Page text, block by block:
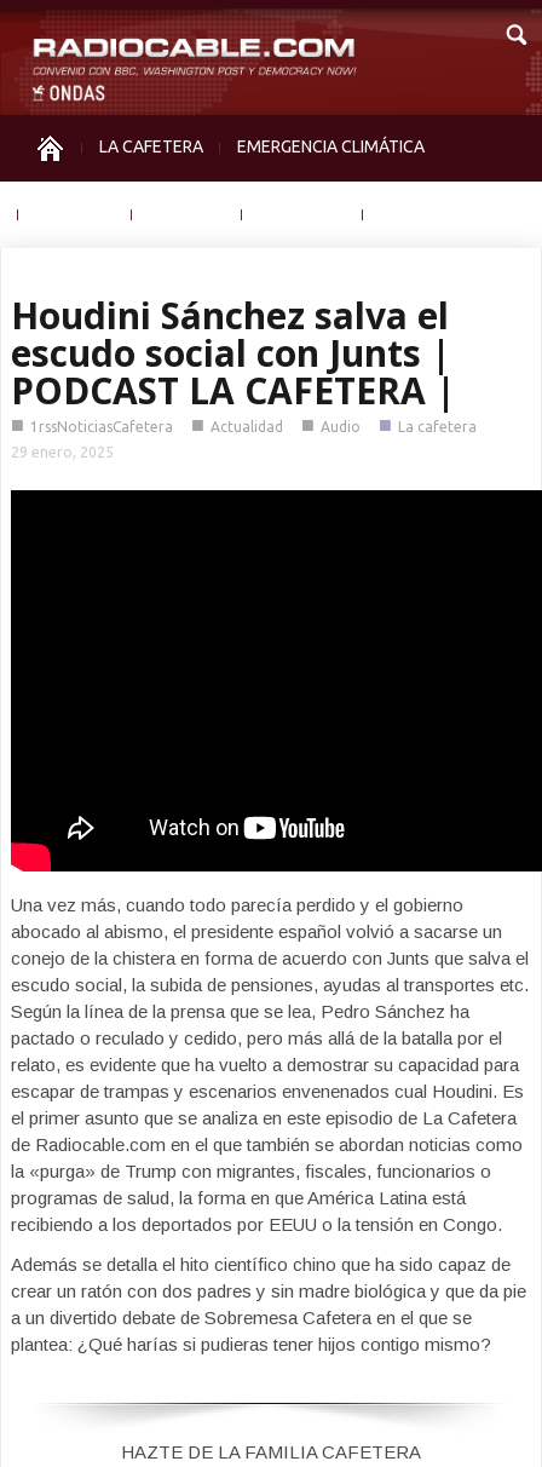
LA CAFETERA EMERGENCIA CLIMÁTICA
Houdini Sánchez salva el
escudo social con Junts |
PODCAST LA CAFETERA |
■ 1rssNoticiasCafetera ■ Actualidad ■ Audio ■ La cafetera
29 enero, 2025
Una vez más, cuando todo parecía perdido y el gobierno
abocado al abismo, el presidente español volvió a sacarse un
conejo de la chistera en forma de acuerdo con Junts que salva el
escudo social, la subida de pensiones, ayudas al transportes etc.
Según la línea de la prensa que se lea, Pedro Sánchez ha
pactado o reculado y cedido, pero más allá de la batalla por el
relato, es evidente que ha vuelto a demostrar su capacidad para
escapar de trampas y escenarios envenenados cual Houdini. Es
el primer asunto que se analiza en este episodio de La Cafetera
de Radiocable.com en el que también se abordan noticias como
la «purga» de Trump con migrantes, fiscales, funcionarios o
programas de salud, la forma en que América Latina está
recibiendo a los deportados por EEUU o la tensión en Congo.
Además se detalla el hito científico chino que ha sido capaz de
crear un ratón con dos padres y sin madre biológica y que da pie
a un divertido debate de Sobremesa Cafetera en el que se
plantea: ¿Qué harías si pudieras tener hijos contigo mismo?
HAZTE DE LA FAMILIA CAFETERA